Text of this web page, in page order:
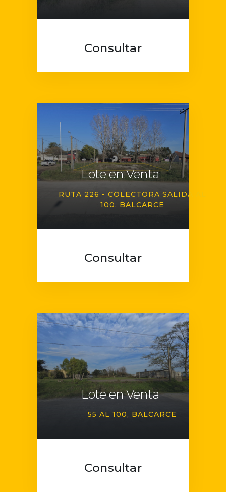
Consultar
Lote en Venta
RUTA 226 - COLECTORA SALIDA AL
100
BALCARCE
Consultar
Lote en Venta
55 AL 100 BALCARCE
Consultar